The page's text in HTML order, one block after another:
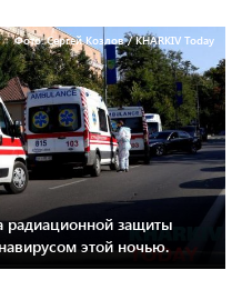
Фото: Сергей Козлов / KHARKIV Today
радиационной защиты
этой ночью.